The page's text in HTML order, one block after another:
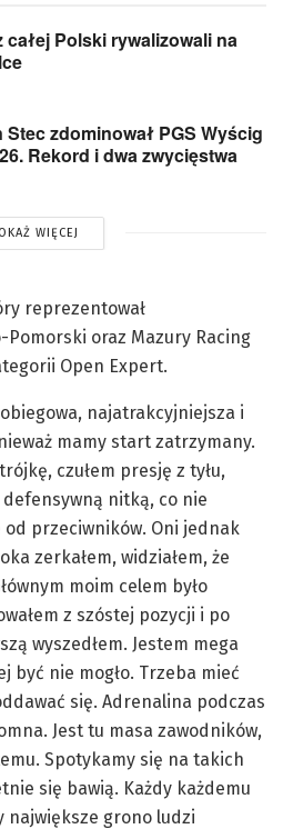
całej Polski rywalizowali na
Stec zdominował PGS Wyścig
Rekord i dwa zwycięstwa
WIĘCEJ
reprezentował
oraz Mazury Racing
Open Expert.
najatrakcyjniejsza i
mamy start zatrzymany.
czułem presję z tyłu,
nitką, co nie
od przeciwników. Oni jednak
zerkałem, widziałem, że
moim celem było
z szóstej pozycji i po
wyszedłem. Jestem mega
być nie mogło. Trzeba mieć
się. Adrenalina podczas
Jest tu masa zawodników,
Spotykamy się na takich
się bawią. Każdy każdemu
największe grono ludzi